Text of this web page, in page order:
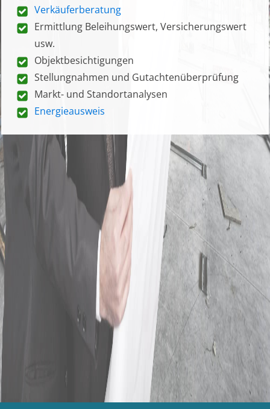
Verkäuferberatung
Ermittlung Beleihungswert, Versicherungswert
usw.
Objektbesichtigungen
Stellungnahmen und Gutachtenüberprüfung
Markt- und Standortanalysen
Energieausweis